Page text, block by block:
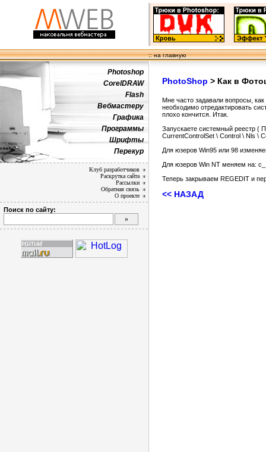
:: на главную
Photoshop
CorelDRAW
Flash
Вебмастеру
Графика
Программы
Шрифты
Перекур
Клуб разработчиков
Раскрутка сайта
Рассылки
Обратная связь
О проекте
Поиск по сайту:
PhotoShop > Как в
Мне часто задавали вопросы,
необходимо отредактировать
плохо кончится. Итак.
Запускаете системный реестр (
CurrentControlSet \ Control \ Nls \
Для юзеров Win95 или 98
Для юзеров Win NT меняем на:
Теперь закрываем REGEDIT и
<< НАЗАД